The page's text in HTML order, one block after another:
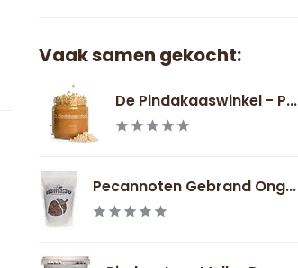
Vaak samen gekocht:
De Pindakaaswinkel - P...
Pecannoten Gebrand Ong...